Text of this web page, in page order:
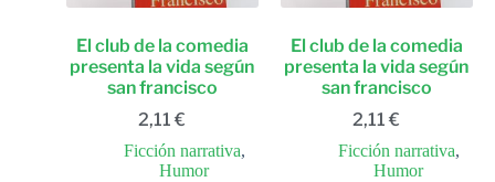
El club de la comedia
presenta la vida según
san francisco
2,11€
Ficción narrativa,
Humor
El club de la comedia
presenta la vida según
san francisco
2,11€
Ficción narrativa,
Humor